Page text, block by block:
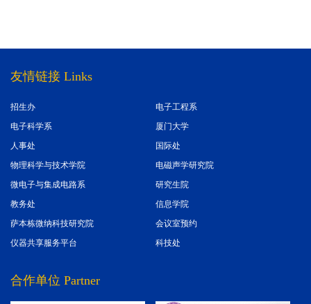
友情链接 Links
电子工程系
招生办
厦门大学
电子科学系
国际处
人事处
电磁声学研究院
物理科学与技术学院
研究生院
微电子与集成电路系
信息学院
教务处
会议室预约
萨本栋微纳科技研究院
科技处
仪器共享服务平台
合作单位 Partner